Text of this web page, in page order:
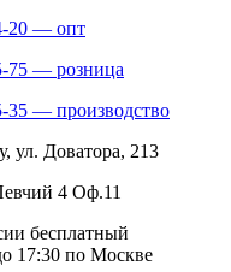
20 — опт
75 — розница
35 — производство
, ул. Доватора, 213
4 Оф.11
бесплатный
17:30 по Москве